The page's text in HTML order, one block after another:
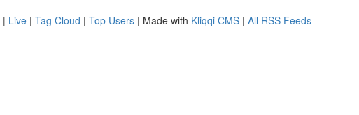
| Live | Tag Cloud | Top Users | Made with Kliqqi CMS | All RSS Feeds